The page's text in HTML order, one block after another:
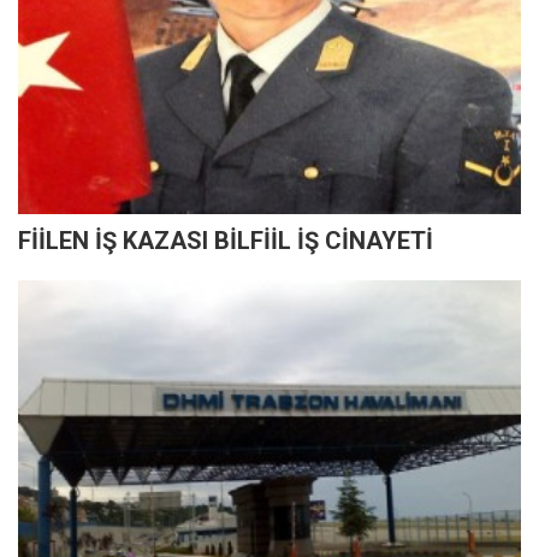
FİİLEN İŞ KAZASI BİLFİİL İŞ CİNAYETİ